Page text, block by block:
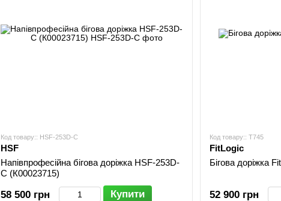
Код товару:: HSF-253D-C
HSF
Напівпрофесійна бігова доріжка HSF-253D-
C (К00023715)
58 500 грн Купити
Код товару:: T745
FitLogic
Бігова доріжка
52 900 грн